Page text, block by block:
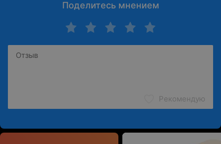
Поделитесь мнением
Рекомендую